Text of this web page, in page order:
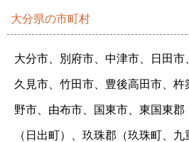
大分県の市町村
大分市、別府市、中津市、日田
久見市、竹田市、豊後高田市、
野市、由布市、国東市、東国東郡
（日出町）、玖珠郡（玖珠町、九